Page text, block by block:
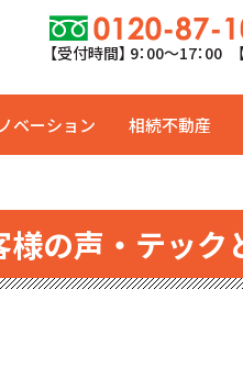
【受付時間】 9：00〜17：00
ベーション 相続不動産
の声・テック